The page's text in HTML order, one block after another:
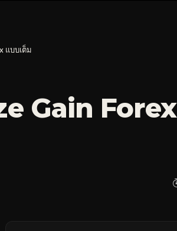
แบบเต็ม
Gain Forex